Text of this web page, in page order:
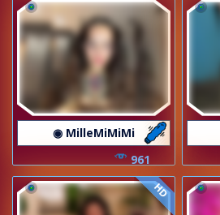
◉ MilleMiMiMi
961
HD